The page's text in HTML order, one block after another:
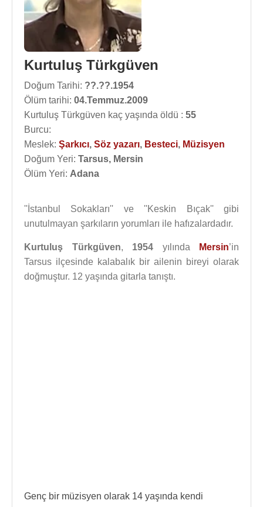
Kurtuluş Türkgüven
Doğum Tarihi: ??.??.1954
Ölüm tarihi: 04.Temmuz.2009
Kurtuluş Türkgüven kaç yaşında öldü : 55
Burcu:
Meslek: Şarkıcı, Söz yazarı, Besteci, Müzisyen
Doğum Yeri: Tarsus, Mersin
Ölüm Yeri: Adana
''İstanbul Sokakları'' ve ''Keskin Bıçak'' gibi
unutulmayan şarkıların yorumları ile hafızalardadır.
Kurtuluş Türkgüven, 1954 yılında Mersin’in
Tarsus ilçesinde kalabalık bir ailenin bireyi olarak
doğmuştur. 12 yaşında gitarla tanıştı.
Genç bir müzisyen olarak 14 yaşında kendi